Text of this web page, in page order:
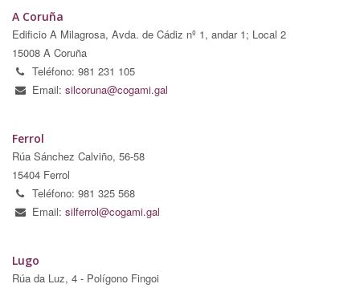
A Coruña
Edificio A Milagrosa, Avda. de Cádiz nº 1, andar 1; Local 2
15008 A Coruña
Teléfono: 981 231 105
Email: silcoruna@cogami.gal
Ferrol
Rúa Sánchez Calviño, 56-58
15404 Ferrol
Teléfono: 981 325 568
Email: silferrol@cogami.gal
Lugo
Rúa da Luz, 4 - Polígono Fingoi